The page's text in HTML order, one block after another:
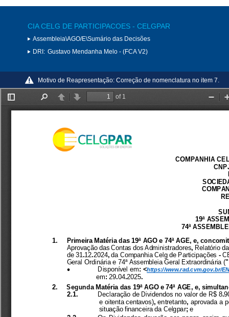
CIA CELG DE PARTICIPACOES - CELGPAR
Assembleia\AGO/E\Sumário das Decisões
DRI: Gustavo Mendanha Melo - (FCA V2)
Motivo de Reapresentação: Correção de nomenclatura no item 7.